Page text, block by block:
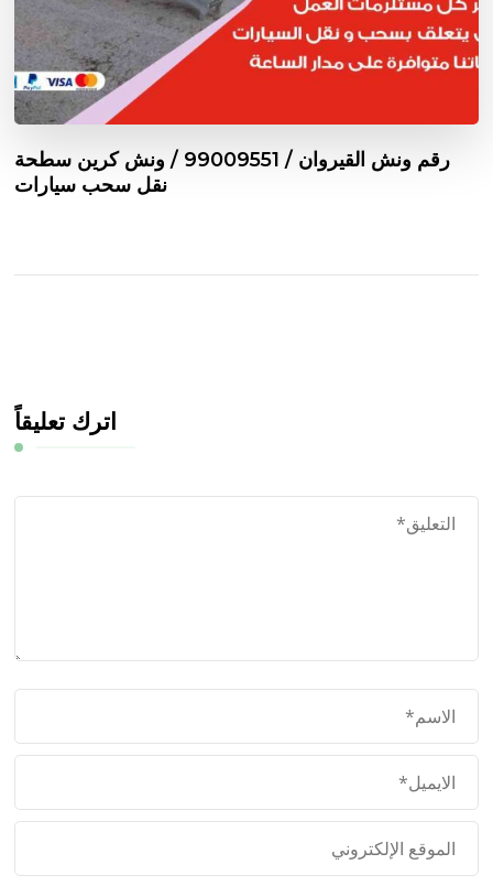
رقم ونش القيروان / 99009551‬ / ونش كرين سطحة
نقل سحب سيارات
اترك تعليقاً